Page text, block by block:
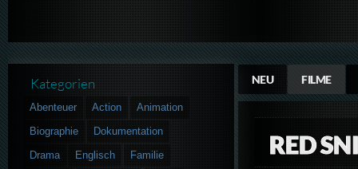
NEU FILME
RED
Kategorien
Abenteuer Action
Animation
Biographie
Dokumentation
Drama
Englisch
Familie